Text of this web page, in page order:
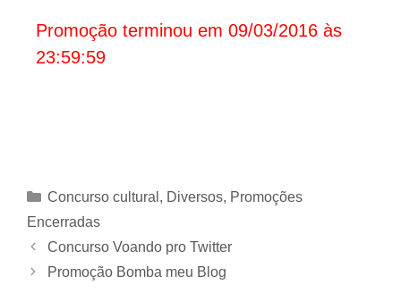
Promoção terminou em 09/03/2016 às
23:59:59
Categorias
Concurso cultural , Diversos, Promoções
Encerradas
Concurso Voando pro Twitter
Promoção Bomba meu Blog